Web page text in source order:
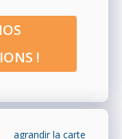
!
agrandir la carte